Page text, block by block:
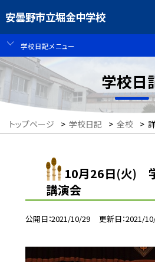
安曇野市立堀金中学校
学校日記メニュー
学校日
トップページ > 学校日記 > 全校 >
10月26日(火)
講演会
公開日 2021/10/29 更新日 2021/